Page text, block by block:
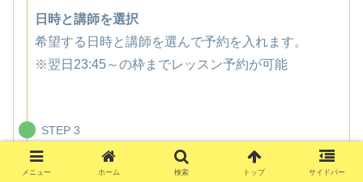
日時と講師を選択
希望する日時と講師を選んで予約を入れます。
※翌日23:45～の枠までレッスン予約が可能
STEP 3
レッスンを受けるだけ！
メニュー ホーム 検索 トップ サイドバー